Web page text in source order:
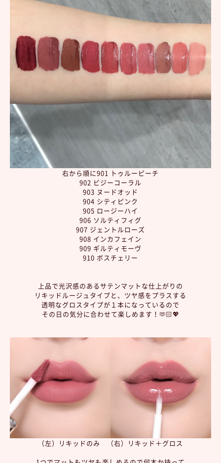
右から順に901 トゥルーピーチ
902 ビジーコーラル
903 ヌードオッド
904 シティピンク
905 ロージーハイ
906 ソルティフィグ
907 ジェントルローズ
908 インカフェイン
909 ギルティモーヴ
910 ボスチェリー
上品で光沢感のあるサテンマットな仕上がりの
リキッドルージュタイプと、ツヤ感をプラスする
透明なグロスタイプが１本になっているので
その日の気分に合わせて楽しめます！🫶🏻💖
（左）リキッドのみ （右）リキッド＋グロス